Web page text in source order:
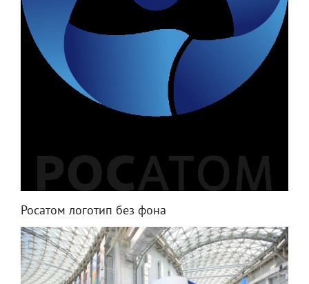
Росатом логотип без фона